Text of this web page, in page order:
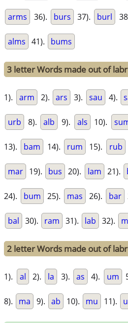
arms 36). burs 37). burl
alms 41). bums
3 letter Words made out of
1). arm 2). ars 3). sau 4).
urb 8). alb 9). als 10).
13). bam 14). rum 15). rub
mar 19). bus 20). lam 21).
24). bum 25). mas 26). bar
bal 30). ram 31). lab 32).
2 letter Words made out of
1). al 2). la 3). as 4). um
8). ma 9). ab 10). mu 11).